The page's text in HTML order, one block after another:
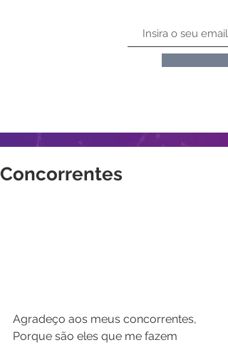
Concorrentes
Agradeço aos meus concorrentes,
Porque são eles que me fazem